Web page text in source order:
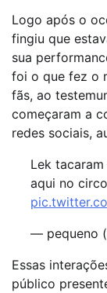
Logo após o
fingiu que
sua
foi o que fez o
fãs, ao
começaram a
redes sociais,
Lek
aqui no
— pequeno
Essas
público